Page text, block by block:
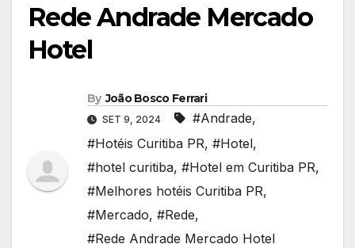
Rede Andrade Mercado
Hotel
By João Bosco Ferrari
SET 9, 2024 #Andrade,
#Hotéis Curitiba PR, #Hotel,
#hotel curitiba, #Hotel em Curitiba PR,
#Melhores hotéis Curitiba PR,
#Mercado, #Rede,
#Rede Andrade Mercado Hotel